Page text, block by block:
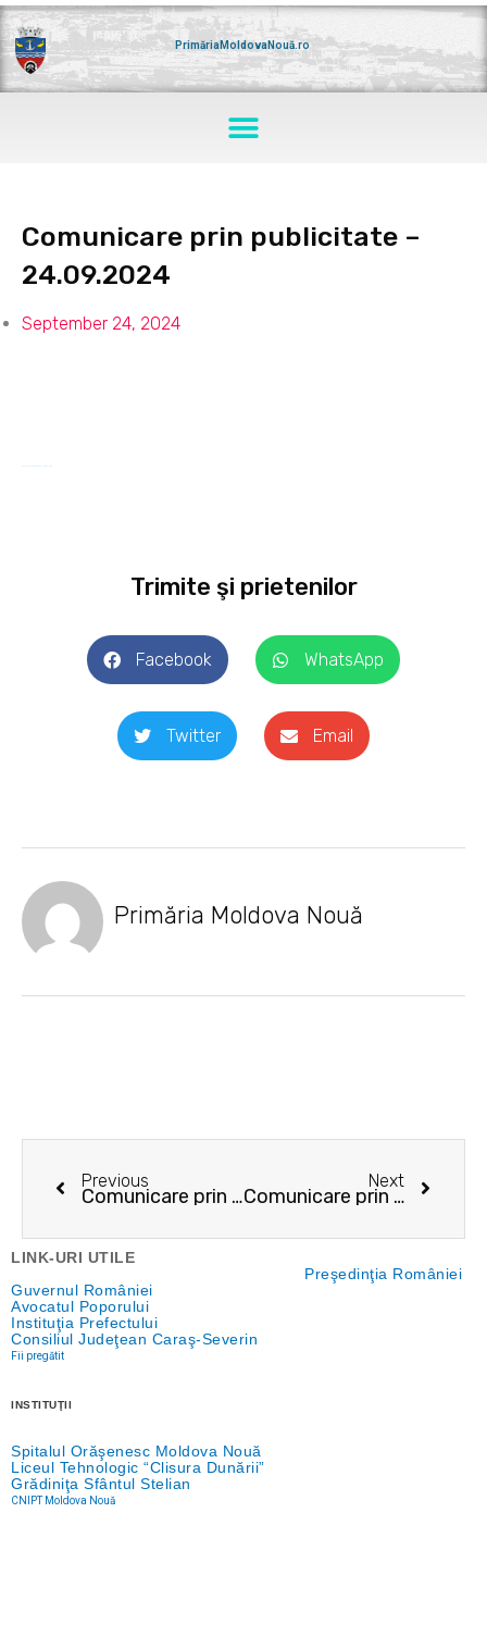
Skip
to
content
PrimăriaMoldovaNouă.ro
Menu
Comunicare prin publicitate –
24.09.2024
September 24, 2024
Trimite şi prietenilor
Facebook WhatsApp
Twitter Email
Primăria Moldova Nouă
Prev
Previous
Comunicare prin publicitate – 20.09.2024
Next
Comunicare prin publicitate – 08.10.2024
Next
LINK-URI UTILE
Preşedinţia României
Guvernul României
Avocatul Poporului
Instituţia Prefectului
Consiliul Judeţean Caraş-Severin
Fii pregătit
INSTITUŢII
Spitalul Orăşenesc Moldova Nouă
Liceul Tehnologic “Clisura Dunării”
Grădiniţa Sfântul Stelian
CNIPT Moldova Nouă